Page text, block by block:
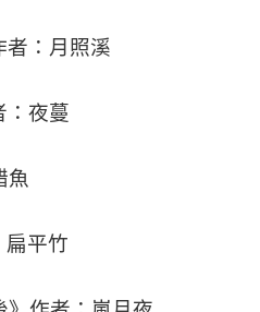
者：月照溪
：夜蔓
魚
扁平竹